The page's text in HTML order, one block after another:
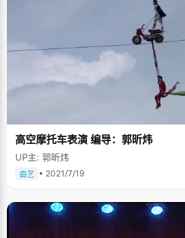
了。"小时候特别内向，不敢也不擅于与人沟
笑话"，周文潇说，"记得上幼儿园的时候，有
校，老师给每个小朋友发早餐，我已经很饱
只好硬着头皮把老师发的早餐吃掉，"周文潇
为了逃避吃饭，周文潇只好跑了躲起来，先是
趁大家不注意又偷偷跑回家躲在床底下，害得老师
家教很严，爸妈从小就教育他做事情要专心、
妈妈监督我写作业，规定说这个作业多久时间
成，要快，还要认真。画画的时候，勾勒轮廓
次认真完成，一丝不苟。周文潇几次想偷懒
乐，被妈妈逮到都受到了非常严厉的批评。
学考艺术特长生 周文涛从小成绩都很好，三年级之前基本都是双百，但是因
才能被破格录取。"我刚开始学的是电子琴，后
器，我就改学长号了，"周文涛每天放学后都
300多，心里落差特别大，父母和老师都耐心
到重点中学，不能辜负了父母的苦心，于是周
高空摩托车表演 编导：郭昕炜
UP主: 郭昕炜
曲艺 • 2021/7/19